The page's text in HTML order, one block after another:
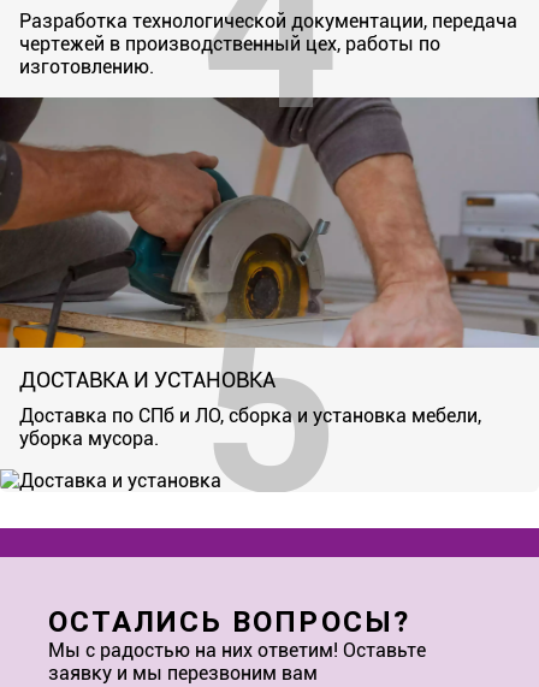
Разработка технологической документации, передача
чертежей в производственный цех, работы по
изготовлению.
ДОСТАВКА И УСТАНОВКА
Доставка по СПб и ЛО, сборка и установка мебели,
уборка мусора.
ОСТАЛИСЬ ВОПРОСЫ?
Мы с радостью на них ответим! Оставьте
заявку и мы перезвоним вам